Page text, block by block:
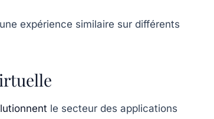
expérience similaire sur différents
le secteur des applications